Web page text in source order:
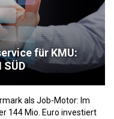
für KMU:
als Job-Motor: Im
144 Mio. Euro investiert